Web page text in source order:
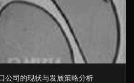
公司的现状与发展策略分析